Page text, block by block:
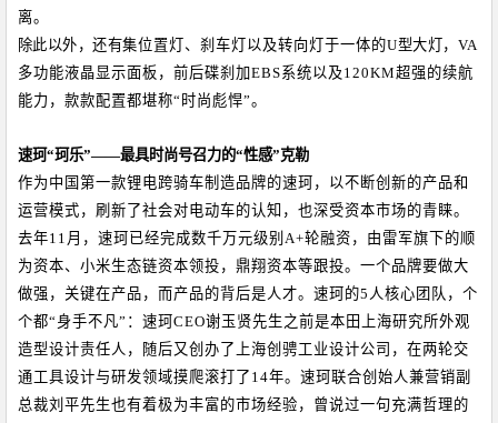
离。
除此以外，还有集位置灯、刹车灯以及转向灯于一体的U型大灯， VA
多功能液晶显示面板，前后碟刹加EBS系统以及 120KM超强的续航
能力，款款配置都堪称“ 时尚彪悍”。
速珂 “珂乐”——最具时尚号召力的“性感”克勒
作为中国第一款锂电跨骑车制造品牌的速珂，以不断创新的产品和
运营模式，刷新了社会对电动车的认知，也深受资本市场的青睐。
去年11 月，速珂已经完成数千万元级别 A+轮融资，由雷军旗下的顺
为资本、小米生态链资本领投，鼎翔资本等跟投。一个品牌要做大
做强，关键在产品，而产品的背后是人才。速珂的5 人核心团队，个
个都“身手不凡” ：速珂 CEO谢玉贤先生之前是本田上海研究所外观
造型设计责任人，随后又创办了上海创骋工业设计公司，在两轮交
通工具设计与研发领域摸爬滚打了 14年。速珂联合创始人兼营销副
总裁刘平先生也有着极为丰富的市场经验，曾说过一句充满哲理的